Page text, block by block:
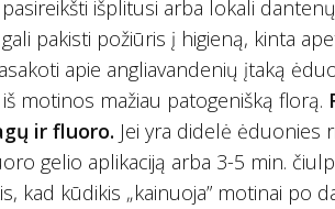
išplitusi arba lokali
pakisti požiūris į higieną, kinta
apie angliavandenių įtaką
motinos mažiau patogenišką florą.
ir fluoro. Jei yra didelė ėduonies
gelio aplikaciją arba 3-5 min.
kad kūdikis „kainuoja” motinai po